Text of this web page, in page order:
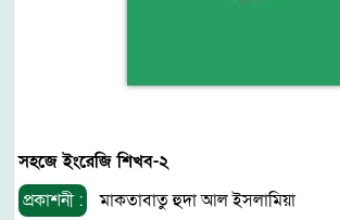
সহজে ইংরেজি শিখব-২
প্রকাশনী :
মাকতাবাতু হুদা আল ইসলামিয়া